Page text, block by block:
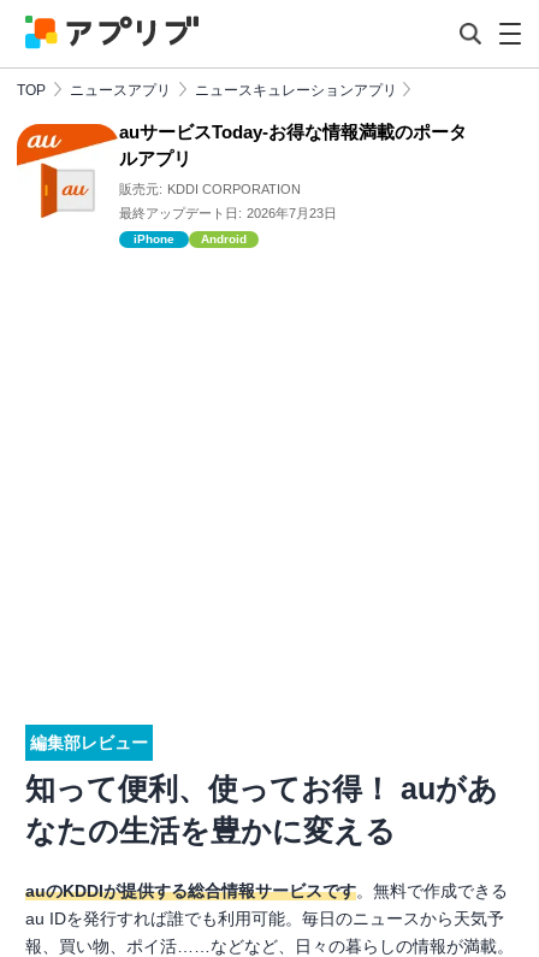
TOP ニュースアプリ ニュースキュレーションアプリ
auサービスToday-お得な情報満載のポータ
ルアプリ
販売元: KDDI CORPORATION
最終アップデート日: 2026年7月23日
iPhone Android
編集部レビュー
知って便利、使ってお得！ auがあ
なたの生活を豊かに変える
auのKDDIが提供する総合情報サービスです。無料で作成できる
au IDを発行すれば誰でも利用可能。毎日のニュースから天気予
報、買い物、ポイ活……などなど、日々の暮らしの情報が満載。